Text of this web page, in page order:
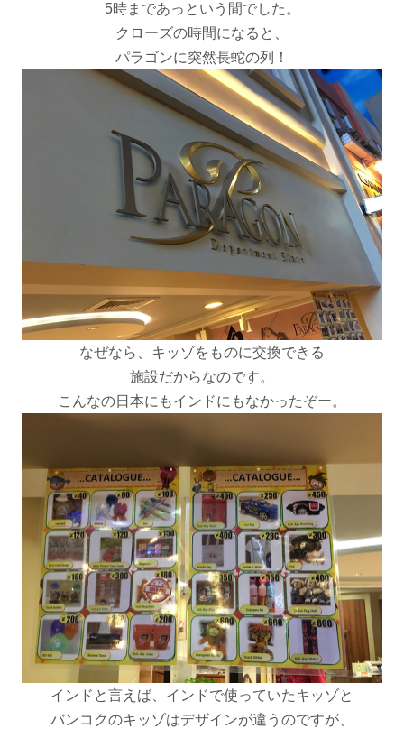
5時まであっという間でした。
クローズの時間になると、
パラゴンに突然長蛇の列！
なぜなら、キッゾをものに交換できる
施設だからなのです。
こんなの日本にもインドにもなかったぞー。
インドと言えば、インドで使っていたキッゾと
バンコクのキッゾはデザインが違うのですが、